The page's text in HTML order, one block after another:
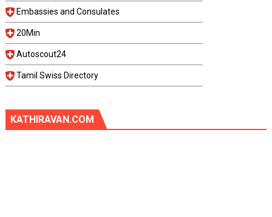
Embassies and Consulates
20Min
Autoscout24
Tamil Swiss Directory
KATHIRAVAN.COM